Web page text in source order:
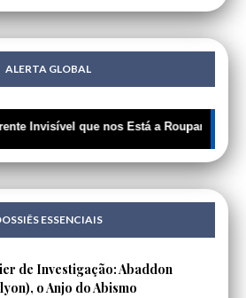
ALERTA GLOBAL
Invisível que nos Está a Roupar a
ESSENCIAIS
de Investigação: Abaddon
o Anjo do Abismo